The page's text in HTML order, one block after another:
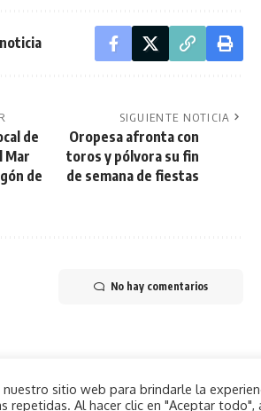
de
Mar
de
SIGUIENTE NOTICIA
Oropesa afronta con
toros y pólvora su fin
de semana de fiestas
No hay comentarios
nuestro sitio web para brindarle la
repetidas. Al hacer clic en "Aceptar